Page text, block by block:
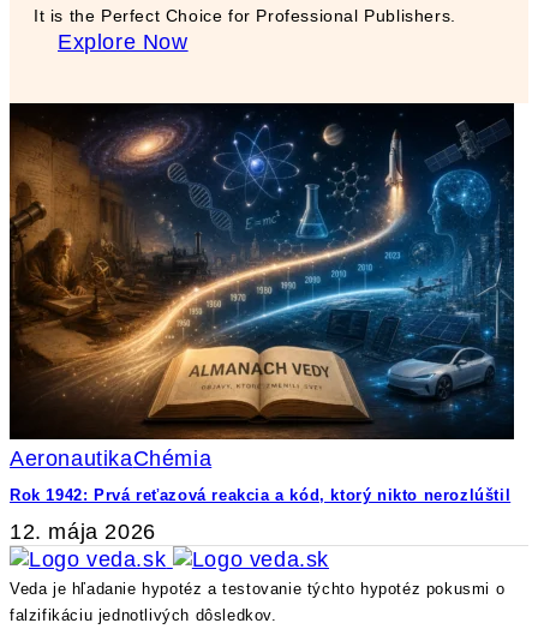
It is the Perfect Choice for Professional Publishers.
Explore Now
AeronautikaChémia
Rok 1942: Prvá reťazová reakcia a kód, ktorý nikto nerozlúštil
12. mája 2026
Veda je hľadanie hypotéz a testovanie týchto hypotéz pokusmi o
falzifikáciu jednotlivých dôsledkov.